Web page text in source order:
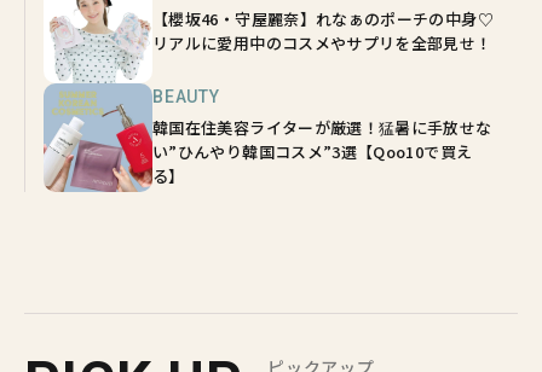
【櫻坂46・守屋麗奈】れなぁのポーチの中身♡
リアルに愛用中のコスメやサプリを全部見せ！
BEAUTY
韓国在住美容ライターが厳選！猛暑に手放せな
い”ひんやり韓国コスメ”3選【Qoo10で買え
る】